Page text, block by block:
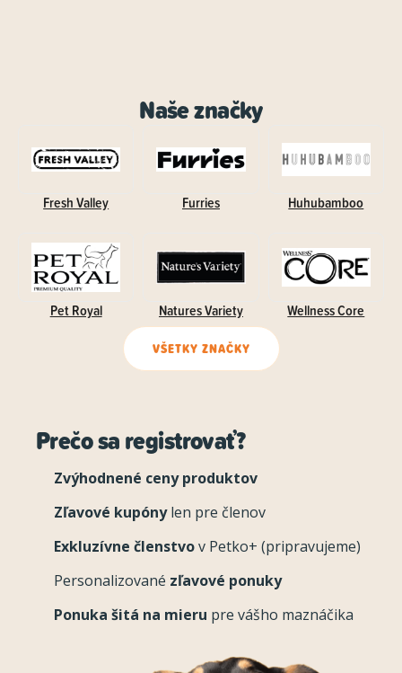
Naše značky
Fresh Valley Furries Huhubamboo
Pet Royal Natures Variety Wellness Core
VŠETKY ZNAČKY
Prečo sa registrovať?
Zvýhodnené ceny produktov
Zľavové kupónylen pre členov
Exkluzívne členstvov Petko+ (pripravujeme)
Personalizované zľavové ponuky
Ponuka šitá na mieru pre vášho maznáčika